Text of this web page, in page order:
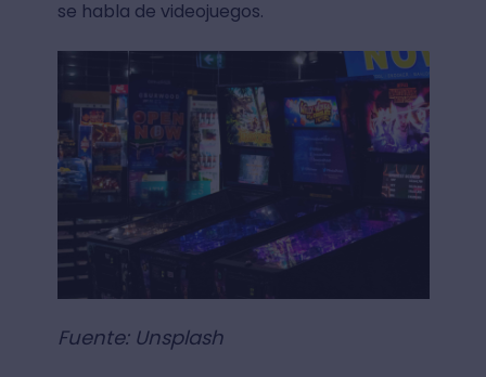
se habla de videojuegos.
Fuente: Unsplash